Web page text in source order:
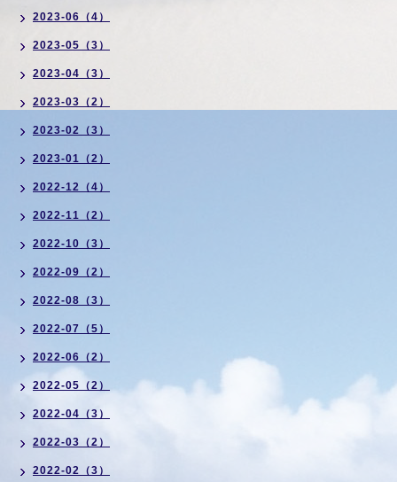
2023-06（4）
2023-05（3）
2023-04（3）
2023-03（2）
2023-02（3）
2023-01（2）
2022-12（4）
2022-11（2）
2022-10（3）
2022-09（2）
2022-08（3）
2022-07（5）
2022-06（2）
2022-05（2）
2022-04（3）
2022-03（2）
2022-02（3）